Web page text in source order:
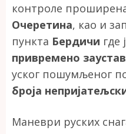
контроле проширена
Очеретина, као и
пункта Бердичи где
привремено
уског пошумљеног
броја
Маневри руских